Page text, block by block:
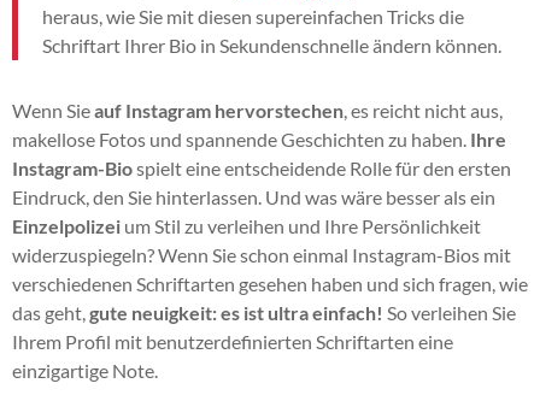
heraus, wie Sie mit diesen supereinfachen Tricks die
Schriftart Ihrer Bio in Sekundenschnelle ändern können.
Wenn Sieauf Instagram hervorstechen , es reicht nicht aus,
makellose Fotos und spannende Geschichten zu haben. Ihre
Instagram-Biospielt eine entscheidende Rolle für den ersten
Eindruck, den Sie hinterlassen. Und was wäre besser als ein
Einzelpolizei um Stil zu verleihen und Ihre Persönlichkeit
widerzuspiegeln? Wenn Sie schon einmal Instagram-Bios mit
verschiedenen Schriftarten gesehen haben und sich fragen, wie
das geht, gute neuigkeit: es ist ultra einfach! So verleihen Sie
Ihrem Profil mit benutzerdefinierten Schriftarten eine
einzigartige Note.